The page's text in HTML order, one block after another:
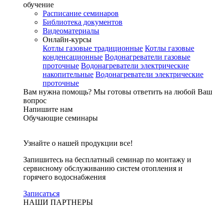
обучение
Расписание семинаров
Библиотека документов
Видеоматериалы
Онлайн-курсы
Котлы газовые традиционные Котлы газовые
конденсационные Водонагреватели газовые
проточные Водонагреватели электрические
накопительные Водонагреватели электрические
проточные
Вам нужна помощь? Мы готовы ответить на любой Ваш
вопрос
Напишите нам
Обучающие семинары
Узнайте о нашей продукции все!
Запишитесь на бесплатный семинар по монтажу и
сервисному обслуживанию систем отопления и
горячего водоснабжения
Записаться
НАШИ ПАРТНЕРЫ